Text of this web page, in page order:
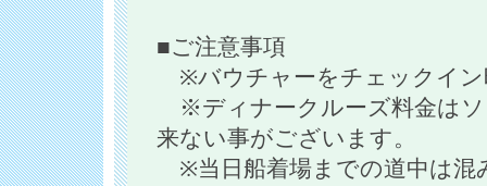
■ご注意事項
※バウチャーをチェックイン
※ディナークルーズ料金はソ
来ない事がございます。
※当日船着場までの道中は混